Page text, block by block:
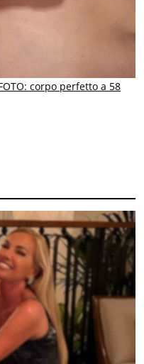
corpo perfetto a 58